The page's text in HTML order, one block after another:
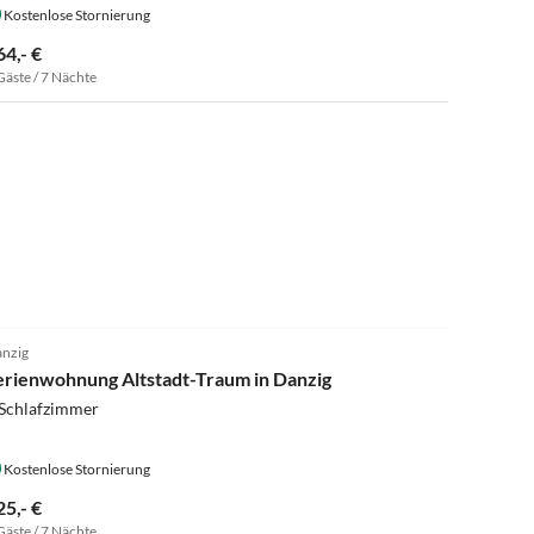
Kostenlose Stornierung
€
/ 7 Nächte
Altstadt-Traum in Danzig
Kostenlose Stornierung
€